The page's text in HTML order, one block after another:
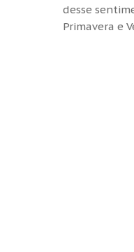
desse
Primavera e